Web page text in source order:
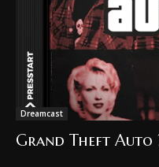
Dreamcast
Grand Theft Auto